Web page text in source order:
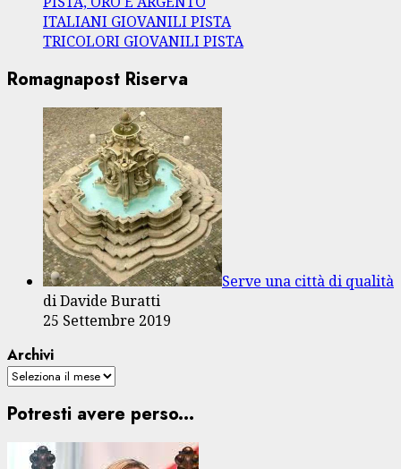
ITALIANI GIOVANILI PISTA
TRICOLORI GIOVANILI PISTA
Romagnapost Riserva
Serve una città di qualità
di Davide Buratti
25 Settembre 2019
Archivi
Potresti avere perso...